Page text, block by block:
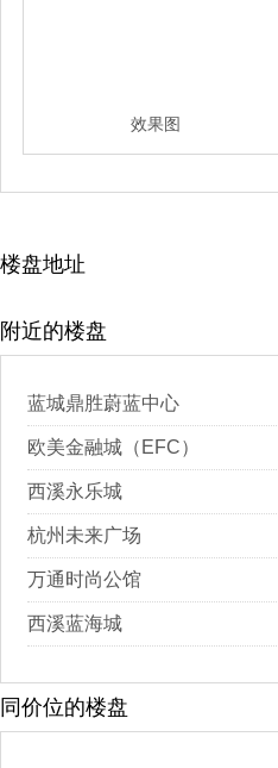
效果图
楼盘地址
附近的楼盘
蓝城鼎胜蔚蓝中心
欧美金融城（EFC）
西溪永乐城
杭州未来广场
万通时尚公馆
西溪蓝海城
同价位的楼盘